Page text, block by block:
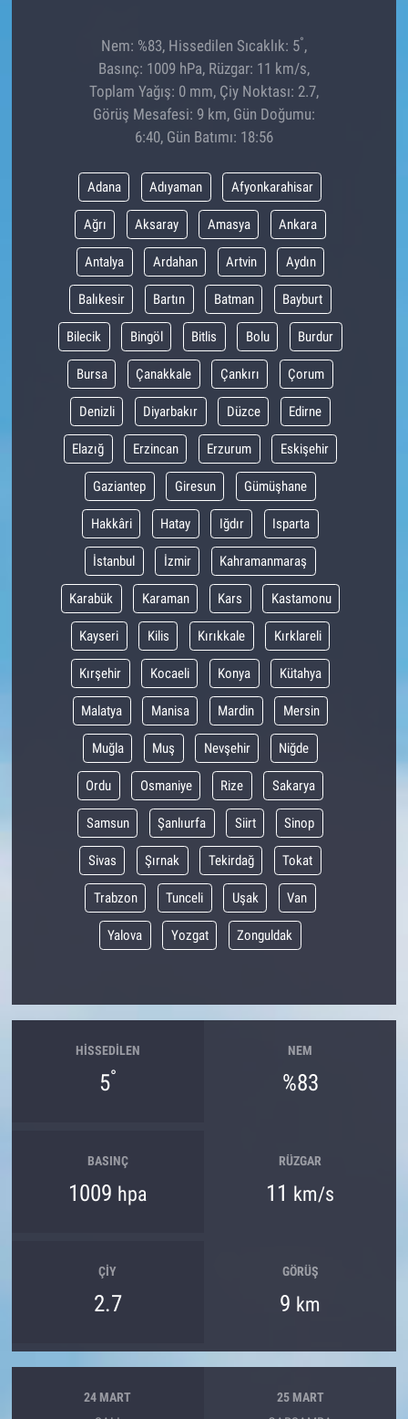
Nem: %83, Hissedilen Sıcaklık: 5°,
Basınç: 1009 hPa, Rüzgar: 11 km/s,
Toplam Yağış: 0 mm, Çiy Noktası: 2.7,
Görüş Mesafesi: 9 km, Gün Doğumu:
6:40, Gün Batımı: 18:56
Adana Adıyaman Afyonkarahisar
Ağrı Aksaray Amasya Ankara
Antalya Ardahan Artvin Aydın
Balıkesir Bartın Batman Bayburt
Bilecik Bingöl Bitlis Bolu Burdur
Bursa Çanakkale Çankırı Çorum
Denizli Diyarbakır Düzce Edirne
Elazığ Erzincan Erzurum Eskişehir
Gaziantep Giresun Gümüşhane
Hakkâri Hatay Iğdır Isparta
İstanbul İzmir Kahramanmaraş
Karabük Karaman Kars Kastamonu
Kayseri Kilis Kırıkkale Kırklareli
Kırşehir Kocaeli Konya Kütahya
Malatya Manisa Mardin Mersin
Muğla Muş Nevşehir Niğde
Ordu Osmaniye Rize Sakarya
Samsun Şanlıurfa Siirt Sinop
Sivas Şırnak Tekirdağ Tokat
Trabzon Tunceli Uşak Van
Yalova Yozgat Zonguldak
HISSEDILEN
5°
NEM
%83
BASINÇ
1009 hpa
RÜZGAR
11 km/s
ÇIY
2.7
GÖRÜŞ
9 km
24 MART 25 MART